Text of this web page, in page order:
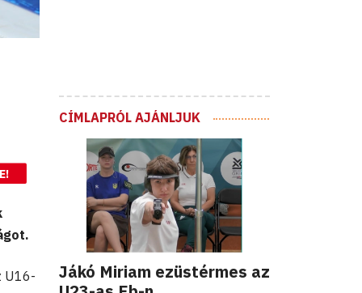
U16-
CÍMLAPRÓL AJÁNLJUK
Jákó Miriam ezüstérmes az